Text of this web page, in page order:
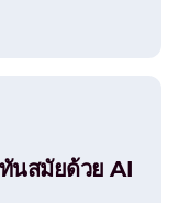
นสมัยด้วย AI